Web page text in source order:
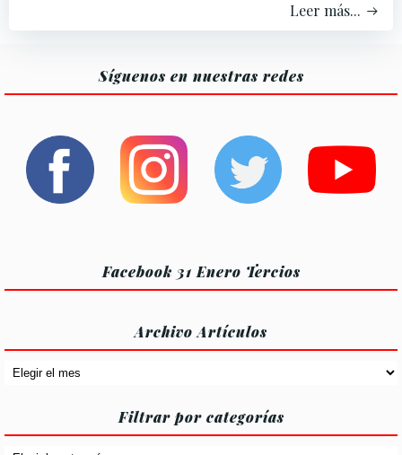
Leer más...
Síguenos en nuestras redes
Facebook 31 Enero Tercios
Archivo Artículos
Archivo
Filtrar por categorías